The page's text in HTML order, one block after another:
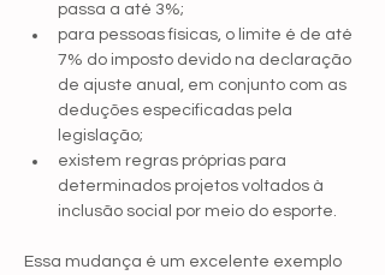
passa a até 3%;
para pessoas físicas, o limite é de até
7% do imposto devido na declaração
de ajuste anual, em conjunto com as
deduções especificadas pela
legislação;
existem regras próprias para
determinados projetos voltados à
inclusão social por meio do esporte.
Essa mudança é um excelente exemplo